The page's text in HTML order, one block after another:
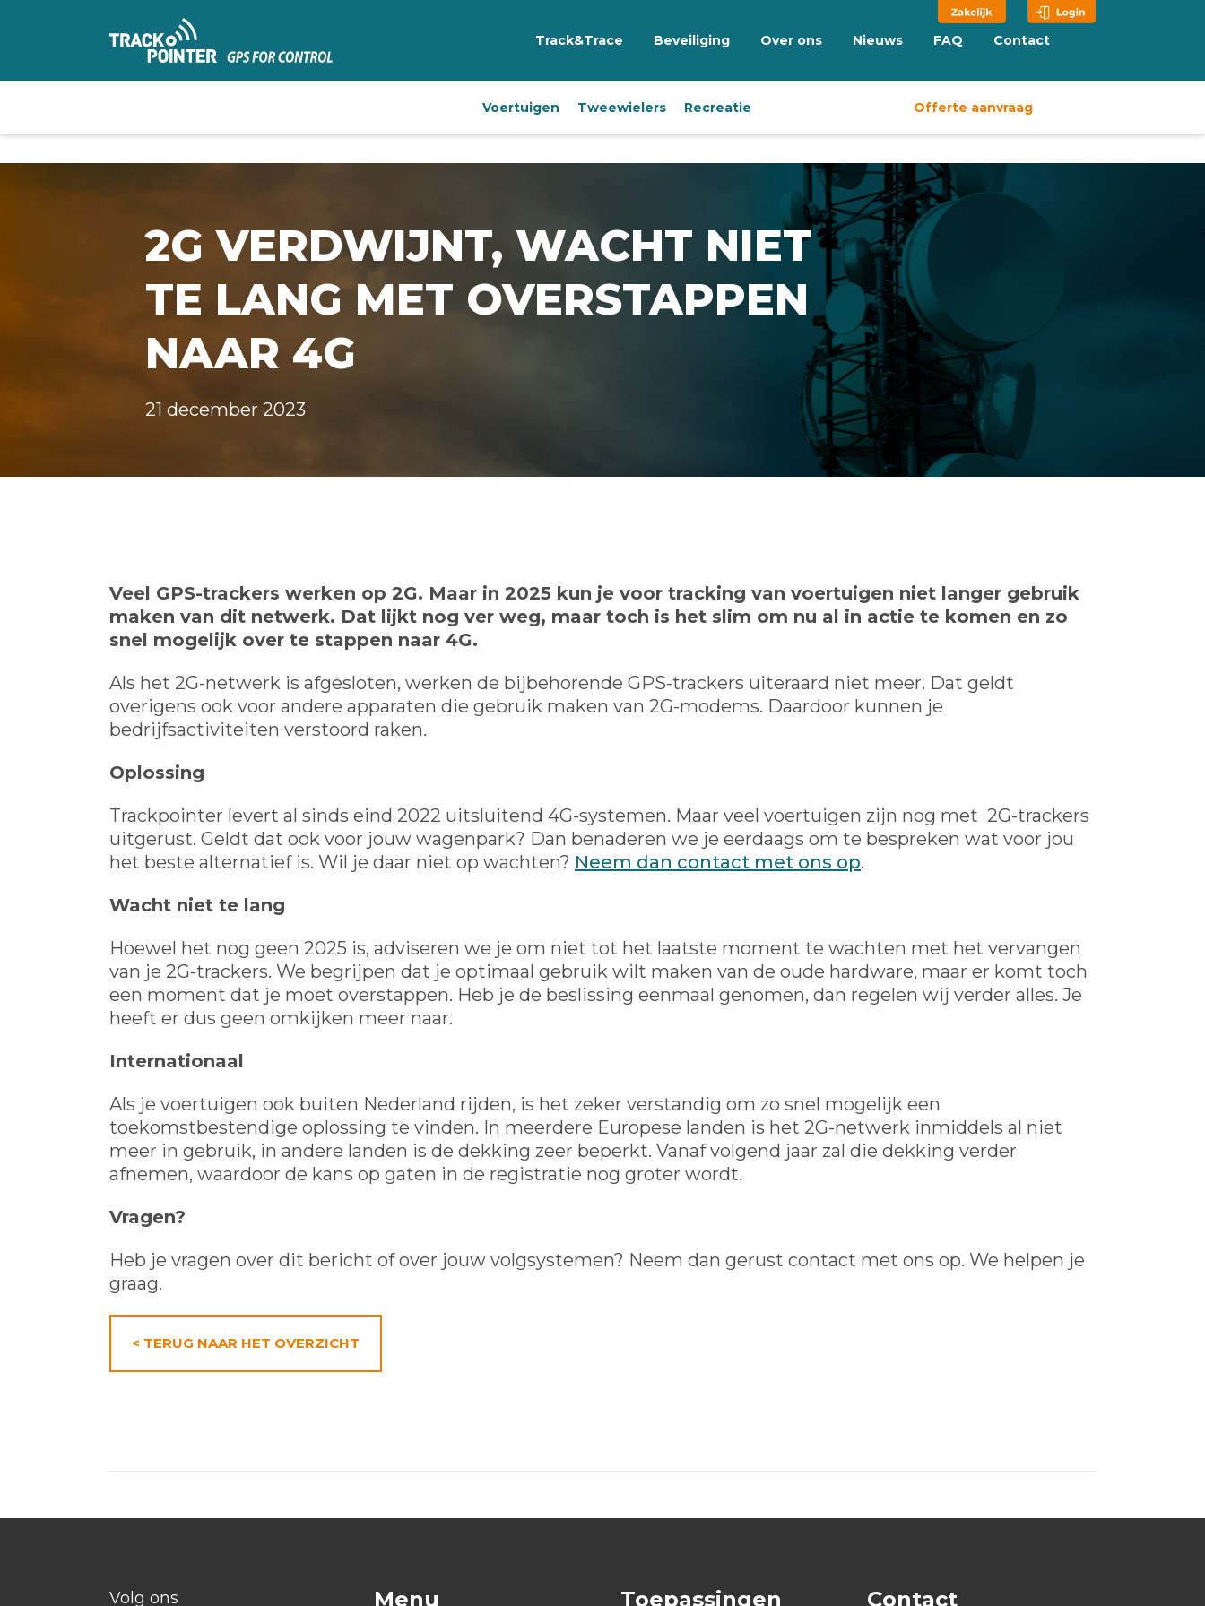
Track&Trace Beveiliging Over ons Nieuws FAQ Contact
Voertuigen Tweewielers Recreatie Offerte aanvraag
2G VERDWIJNT, WACHT NIET
TE LANG MET OVERSTAPPEN
NAAR 4G
21 december 2023
Veel GPS-trackers werken op 2G. Maar in 2025 kun je voor tracking van voertuigen niet langer gebruik
maken van dit netwerk. Dat lijkt nog ver weg, maar toch is het slim om nu al in actie te komen en zo
snel mogelijk over te stappen naar 4G.
Als het 2G-netwerk is afgesloten, werken de bijbehorende GPS-trackers uiteraard niet meer. Dat geldt
overigens ook voor andere apparaten die gebruik maken van 2G-modems. Daardoor kunnen je
bedrijfsactiviteiten verstoord raken.
Oplossing
Trackpointer levert al sinds eind 2022 uitsluitend 4G-systemen. Maar veel voertuigen zijn nog met 2G-trackers
uitgerust. Geldt dat ook voor jouw wagenpark? Dan benaderen we je eerdaags om te bespreken wat voor jou
het beste alternatief is. Wil je daar niet op wachten? Neem dan contact met ons op.
Wacht niet te lang
Hoewel het nog geen 2025 is, adviseren we je om niet tot het laatste moment te wachten met het vervangen
van je 2G-trackers. We begrijpen dat je optimaal gebruik wilt maken van de oude hardware, maar er komt toch
een moment dat je moet overstappen. Heb je de beslissing eenmaal genomen, dan regelen wij verder alles. Je
heeft er dus geen omkijken meer naar.
Internationaal
Als je voertuigen ook buiten Nederland rijden, is het zeker verstandig om zo snel mogelijk een
toekomstbestendige oplossing te vinden. In meerdere Europese landen is het 2G-netwerk inmiddels al niet
meer in gebruik, in andere landen is de dekking zeer beperkt. Vanaf volgend jaar zal die dekking verder
afnemen, waardoor de kans op gaten in de registratie nog groter wordt.
Vragen?
Heb je vragen over dit bericht of over jouw volgsystemen? Neem dan gerust contact met ons op. We helpen je
graag.
< TERUG NAAR HET OVERZICHT
Volg ons Menu Toepassingen Contact